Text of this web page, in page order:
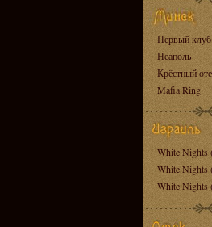
Первый
Неаполь
Крёстный
Mafia Ring
White Nights
White
White Nights